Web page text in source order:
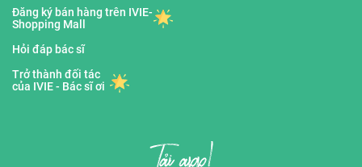
Đăng ký bán hàng trên IVIE-
Shopping Mall
Hỏi đáp bác sĩ
Trở thành đối tác
của IVIE - Bác sĩ ơi